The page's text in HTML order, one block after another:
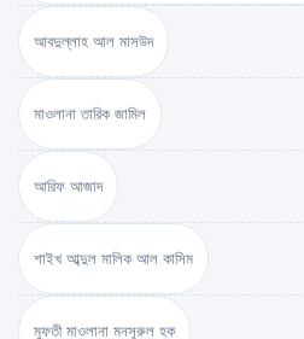
আবদুল্লাহ আল মাসউদ
মাওলানা তারিক জামিল
আরিফ আজাদ
শাইখ আব্দুল মালিক আল কাসিম
মুফতী মাওলানা মনসূরুল হক